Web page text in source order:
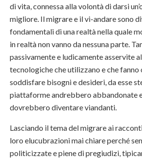
di vita, connessa alla volontà di darsi
migliore. Il migrare e il vi-andare sono
fondamentali di una realtà nella quale
in realtà non vanno da nessuna parte.
passivamente e ludicamente asservite
tecnologiche che utilizzano e che fanno
soddisfare bisogni e desideri, da esse
piattaforme andrebbero abbandonate
dovrebbero diventare viandanti.
Lasciando il tema del migrare ai
loro elucubrazioni mai chiare perché
politicizzate e piene di pregiudizi,